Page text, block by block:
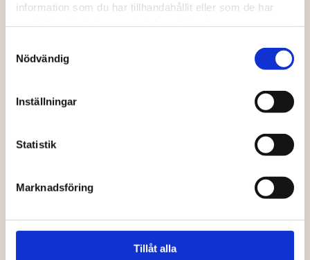
information som du har tillhandahållit eller som de har
Nödvändig
Inställningar
Statistik
Marknadsföring
Tillåt alla
Vanliga frågor och
hemsidan?